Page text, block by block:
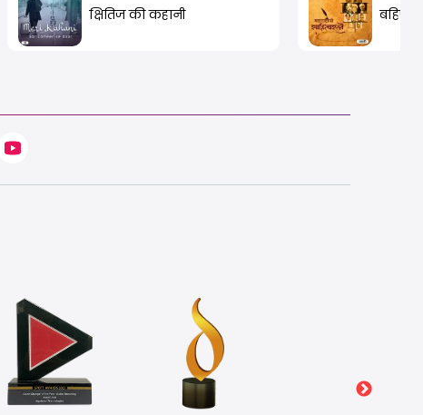
क्षितिज की कहानी